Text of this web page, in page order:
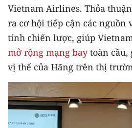
TIN ĐỊA PHƯƠNG
Trung du và miền núi phía Bắc
Đồng bằng sông Hồng
Duyên hải Nam Trung Bộ và
Nguyên
Vietnam Airlines. Thỏa
ra cơ hội tiếp cận các nguồn
tính chiến lược, giúp
mở rộng mạng baytoàn cầu,
vị thế của Hãng trên thị